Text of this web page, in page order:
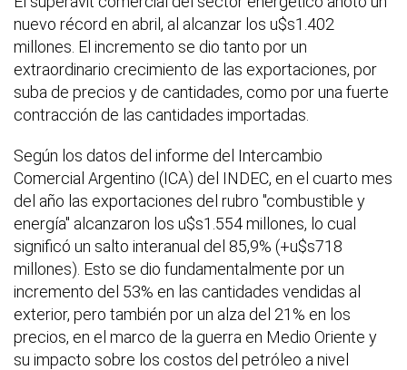
nuevo récord en abril, al alcanzar los u$s1.402
millones. El incremento se dio tanto por un
extraordinario crecimiento de las exportaciones, por
suba de precios y de cantidades, como por una fuerte
contracción de las cantidades importadas.
Según los datos del informe del Intercambio
Comercial Argentino (ICA) del INDEC, en el cuarto mes
del año las exportaciones del rubro "combustible y
energía" alcanzaron los u$s1.554 millones, lo cual
significó un salto interanual del 85,9% (+u$s718
millones). Esto se dio fundamentalmente por un
incremento del 53% en las cantidades vendidas al
exterior, pero también por un alza del 21% en los
precios, en el marco de la guerra en Medio Oriente y
su impacto sobre los costos del petróleo a nivel